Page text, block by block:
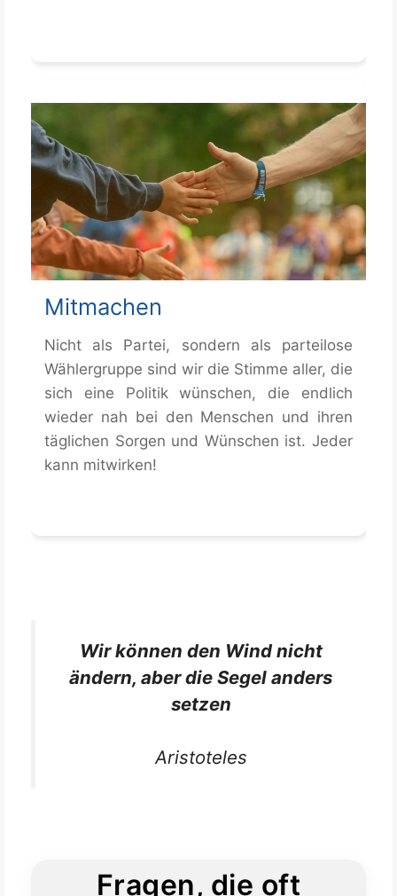
Mitmachen
Nicht als Partei, sondern als parteilose
Wählergruppe sind wir die Stimme aller, die
sich eine Politik wünschen, die endlich
wieder nah bei den Menschen und ihren
täglichen Sorgen und Wünschen ist. Jeder
kann mitwirken!
Wir können den Wind nicht
ändern, aber die Segel anders
setzen
Aristoteles
Fragen, die oft